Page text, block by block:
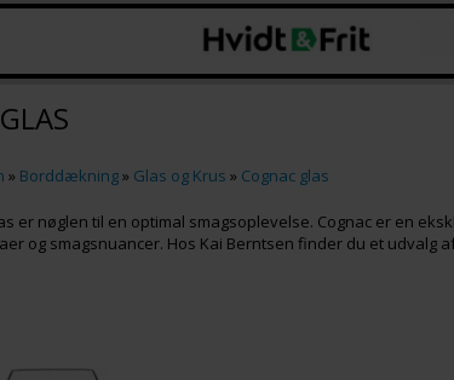
» Borddækning» Glas og Krus » Cognac glas
er nøglen til en optimal smagsoplevelse. Cognac er en
og smagsnuancer. Hos Kai Berntsen finder du et